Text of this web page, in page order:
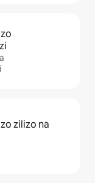
zilizo na